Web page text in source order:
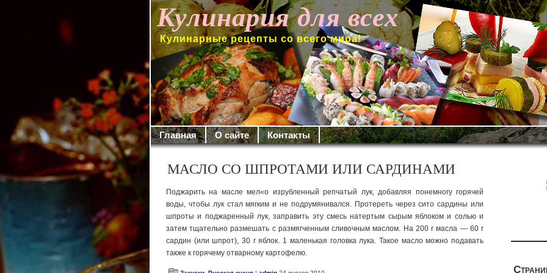
Кулинария для всех
Кулинарные рецепты со всего мира!
Главная О сайте Контакты
МАСЛО СО ШПРОТАМИ ИЛИ САРДИНАМИ
Поджарить на масле мел«о изрубленный репчатый лук, добавляя по­немногу горячей
воды, чтобы лук стал мягким и не под­румянивался. Протереть через сито сардины или
шпро­ты и поджаренный лук, заправить эту смесь натертым сырым яблоком и солью и
затем тщательно размешать с размягченным сливочным маслом. На 200 г масла — 60 г
сардин (или шпрот), 30 г яблок. 1 маленькая го­ловка лука. Такое масло можно подавать
также к горячему от­варному картофелю.